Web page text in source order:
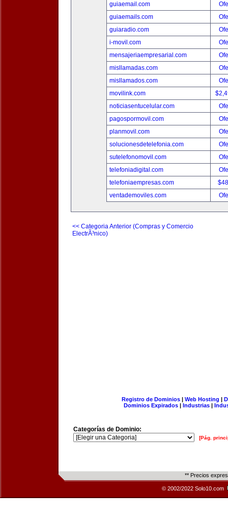
guiaemail.com
guiaemails.com
guiaradio.com
i-movil.com
mensajeriaempresarial.com
misllamadas.com
misllamados.com
movilink.com
noticiasentucelular.com
pagospormovil.com
planmovil.com
solucionesdetelefonia.com
sutelefonomovil.com
telefoniadigital.com
telefoniaempresas.com
ventademoviles.com
<< Categoria Anterior (Compras y Comercio
ElectrÃ³nico)
Registro de Dominios| Web Hosting |
Dominios Expirados | Industrias |
Categorías de Dominio:
[Pág.
** Precios
© 2002/2022 Solo10.com